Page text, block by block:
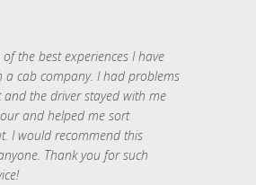
the best experiences I have
a cab company. I had problems
the driver stayed with me
and helped me sort
I would recommend this
Thank you for such